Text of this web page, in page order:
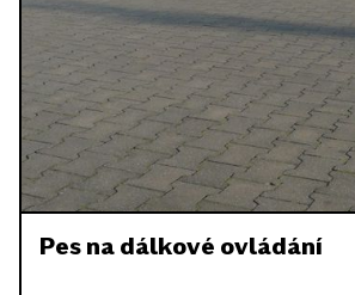
Pes na dálkové ovládání